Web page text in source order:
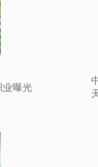
曝光